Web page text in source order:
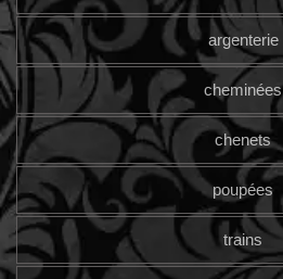
argenterie
cheminées
chenets
poupées
trains